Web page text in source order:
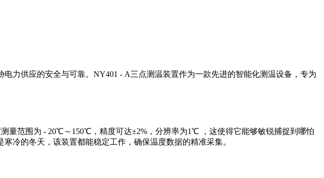
力供应的安全与可靠。NY401 - A三点测温装置作为一款先进的智能化测温设备，专为
量范围为 - 20℃～150℃，精度可达±2%，分辨率为1℃ ，这使得它能够敏锐捕捉到哪怕
冷的冬天，该装置都能稳定工作，确保温度数据的精准采集。